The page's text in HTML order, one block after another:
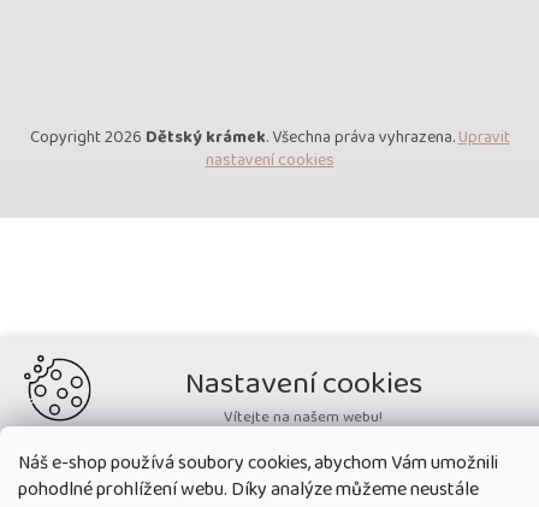
Náš e-shop používá soubory cookies, abychom Vám umožnili
pohodlné prohlížení webu. Díky analýze můžeme neustále
Copyright 2026 Dětský krámek. Všechna práva vyhrazena.Upravit
nastavení cookies
Nastavení cookies
Vítejte na našem webu!
Potřebujeme nastavit cookies a související technologie, aby
zobrazovaný obsah odpovídal vašim potřebám a vy na webu nalezli
přesně to, co potřebujete. Soubory cookies používané na našem webu